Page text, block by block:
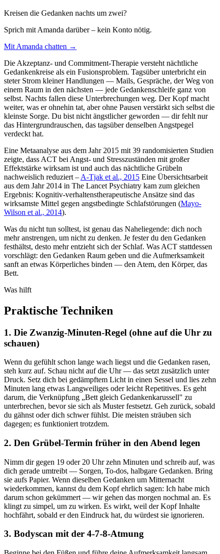
Kreisen die Gedanken nachts um zwei?
Sprich mit Amanda darüber – kein Konto nötig.
Mit Amanda chatten →
Die Akzeptanz- und Commitment-Therapie versteht nächtliche
Gedankenkreise als ein Fusionsproblem. Tagsüber unterbricht ein
steter Strom kleiner Handlungen — Mails, Gespräche, der Weg von
einem Raum in den nächsten — jede Gedankenschleife ganz von
selbst. Nachts fallen diese Unterbrechungen weg. Der Kopf macht
weiter, was er ohnehin tat, aber ohne Pausen verstärkt sich selbst die
kleinste Sorge. Du bist nicht ängstlicher geworden — dir fehlt nur
das Hintergrundrauschen, das tagsüber denselben Angstpegel
verdeckt hat.
Eine Metaanalyse aus dem Jahr 2015 mit 39 randomisierten Studien
zeigte, dass ACT bei Angst- und Stresszuständen mit großer
Effektstärke wirksam ist und auch das nächtliche Grübeln
nachweislich reduziert – A-Tjak et al., 2015 Eine Übersichtsarbeit
aus dem Jahr 2014 in The Lancet Psychiatry kam zum gleichen
Ergebnis: Kognitiv-verhaltenstherapeutische Ansätze sind das
wirksamste Mittel gegen angstbedingte Schlafstörungen (Mayo-
Wilson et al., 2014).
Was du nicht tun solltest, ist genau das Naheliegende: dich noch
mehr anstrengen, um nicht zu denken. Je fester du den Gedanken
festhältst, desto mehr entzieht sich der Schlaf. Was ACT stattdessen
vorschlägt: den Gedanken Raum geben und die Aufmerksamkeit
sanft an etwas Körperliches binden — den Atem, den Körper, das
Bett.
Was hilft
Praktische Techniken
1. Die Zwanzig-Minuten-Regel (ohne auf die Uhr zu
schauen)
Wenn du gefühlt schon lange wach liegst und die Gedanken rasen,
steh kurz auf. Schau nicht auf die Uhr — das setzt zusätzlich unter
Druck. Setz dich bei gedämpftem Licht in einen Sessel und lies zehn
Minuten lang etwas Langweiliges oder leicht Repetitives. Es geht
darum, die Verknüpfung „Bett gleich Gedankenkarussell" zu
unterbrechen, bevor sie sich als Muster festsetzt. Geh zurück, sobald
du gähnst oder dich schwer fühlst. Die meisten sträuben sich
dagegen; es funktioniert trotzdem.
2. Den Grübel-Termin früher in den Abend legen
Nimm dir gegen 19 oder 20 Uhr zehn Minuten und schreib auf, was
dich gerade umtreibt — Sorgen, To-dos, halbgare Gedanken. Bring
sie aufs Papier. Wenn dieselben Gedanken um Mitternacht
wiederkommen, kannst du dem Kopf ehrlich sagen: Ich habe mich
darum schon gekümmert — wir gehen das morgen nochmal an. Es
klingt zu simpel, um zu wirken. Es wirkt, weil der Kopf Inhalte
hochfährt, sobald er den Eindruck hat, du würdest sie ignorieren.
3. Bodyscan mit der 4-7-8-Atmung